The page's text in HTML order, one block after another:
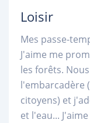
Loisir
Mes passe-
J'aime me
les forêts.
l'embarcadère
citoyens) et
et l'eau...